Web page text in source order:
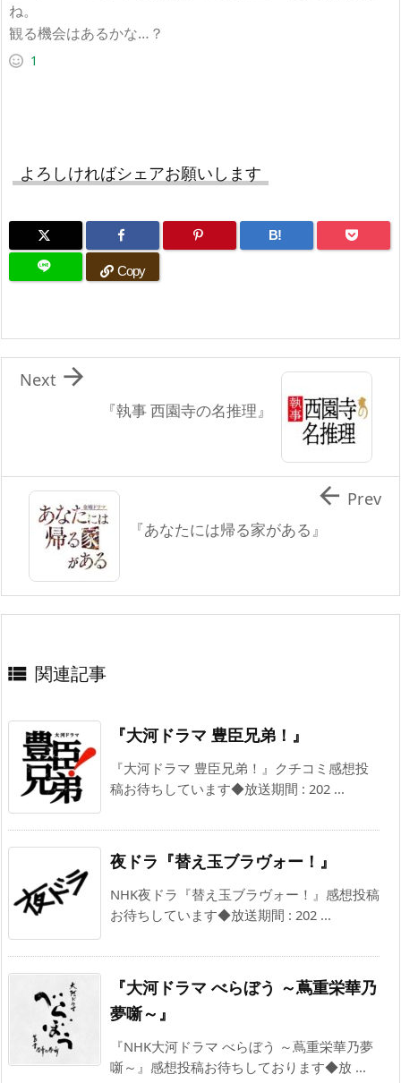
ね。
観る機会はあるかな…？
1
よろしければシェアお願いします
B!
Copy
『執事 西園寺の名推理』

Next
『あなたには帰る家がある』
 Prev
 関連記事
『大河ドラマ 豊臣兄弟！』
『大河ドラマ 豊臣兄弟！』クチコミ感想投
稿お待ちしています◆放送期間 : 202 ...
夜ドラ『替え玉ブラヴォー！』
NHK夜ドラ『替え玉ブラヴォー！』感想投稿
お待ちしています◆放送期間 : 202 ...
『大河ドラマ べらぼう ～蔦重栄華乃
夢噺～』
『NHK大河ドラマ べらぼう ～蔦重栄華乃夢
噺～』感想投稿お待ちしております◆放 ...